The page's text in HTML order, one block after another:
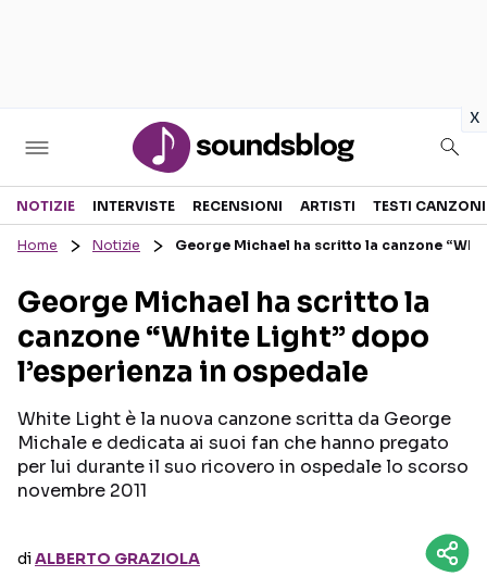
x
Sezioni
RECENSIONI MUSICALI
INTERVISTE
GOSSIP E CURIOSITÀ
TESTI CANZONI
TOUR ED EVENTI
TALENT SHOW
NOTIZIE INTERVISTE RECENSIONI ARTISTI TESTI CANZONI
Home Notizie George Michael ha scritto la canzone
George Michael ha scritto la
canzone “White Light” dopo
l’esperienza in ospedale
White Light è la nuova canzone scritta da George
Michale e dedicata ai suoi fan che hanno pregato
per lui durante il suo ricovero in ospedale lo scorso
novembre 2011
diALBERTO GRAZIOLA